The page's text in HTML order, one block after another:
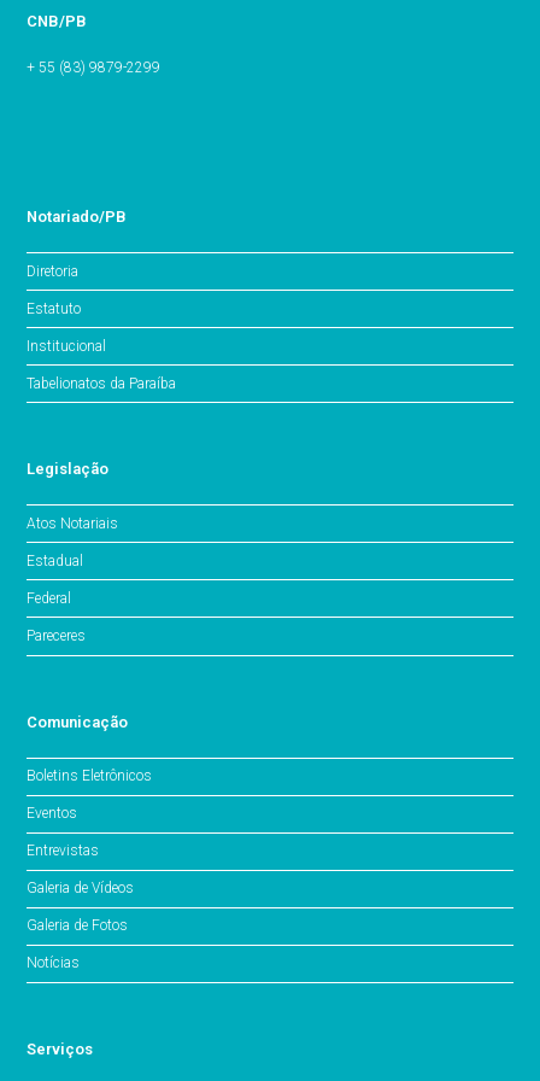
CNB/PB
+ 55 (83) 9879-2299
Notariado/PB
Diretoria
Estatuto
Institucional
Tabelionatos da Paraíba
Legislação
Atos Notariais
Estadual
Federal
Pareceres
Comunicação
Boletins Eletrônicos
Eventos
Entrevistas
Galeria de Vídeos
Galeria de Fotos
Notícias
Serviços